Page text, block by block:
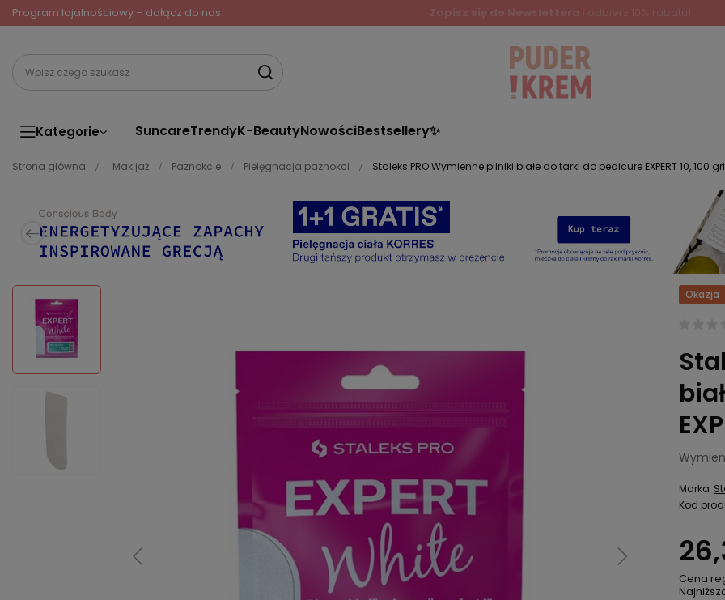
Program lojalnościowy – dołącz do nas
Kategorie SuncareTrendyK-BeautyNowościBestsellery✨
Strona główna Makijaż Paznokcie Pielęgnacja paznokci Staleks PRO Wymienne pilniki białe do tarki do pedicure EXPERT 10, 100
Okazja
Marka
Kod
Cena